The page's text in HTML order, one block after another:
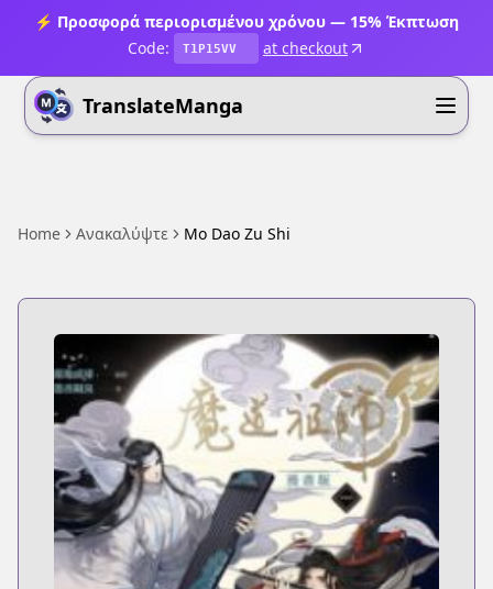
⚡ Προσφορά περιορισμένου χρόνου — 15% Έκπτωση
Code:
T1P15VV at checkout
TranslateManga
Home Ανακαλύψτε Mo Dao Zu Shi